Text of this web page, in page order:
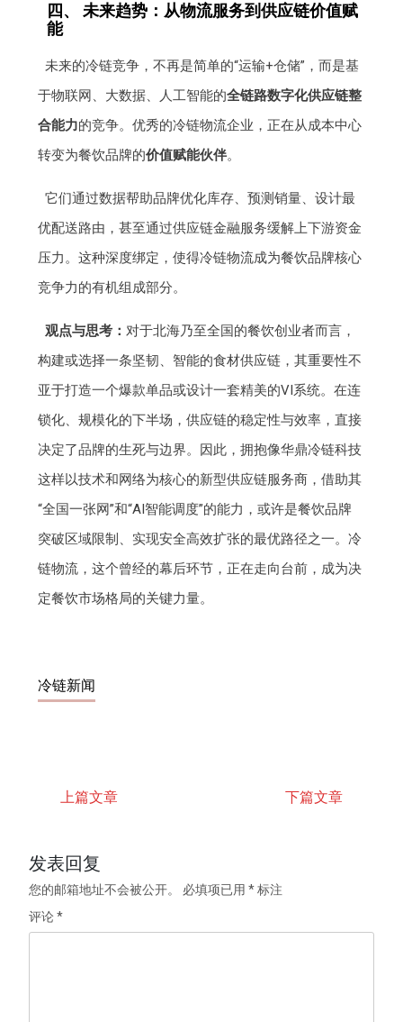
四、 未来趋势：从物流服务到供应链价值赋
能
未来的冷链竞争，不再是简单的“运输+仓储”，而是基
于物联网、大数据、人工智能的全链路数字化供应链整
合能力的竞争。优秀的冷链物流企业，正在从成本中心
转变为餐饮品牌的价值赋能伙伴。
它们通过数据帮助品牌优化库存、预测销量、设计最
优配送路由，甚至通过供应链金融服务缓解上下游资金
压力。这种深度绑定，使得冷链物流成为餐饮品牌核心
竞争力的有机组成部分。
观点与思考： 对于北海乃至全国的餐饮创业者而言，
构建或选择一条坚韧、智能的食材供应链，其重要性不
亚于打造一个爆款单品或设计一套精美的VI系统。在连
锁化、规模化的下半场，供应链的稳定性与效率，直接
决定了品牌的生死与边界。因此，拥抱像华鼎冷链科技
这样以技术和网络为核心的新型供应链服务商，借助其
“全国一张网”和“AI智能调度”的能力，或许是餐饮品牌
突破区域限制、实现安全高效扩张的最优路径之一。冷
链物流，这个曾经的幕后环节，正在走向台前，成为决
定餐饮市场格局的关键力量。
冷链新闻
上篇文章 下篇文章
发表回复
您的邮箱地址不会被公开。 必填项已用*标注
评论*